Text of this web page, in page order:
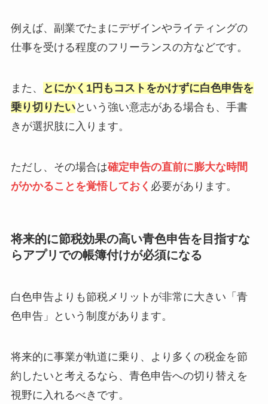
例えば、副業でたまにデザインやライティングの
仕事を受ける程度のフリーランスの方などです。
また、
とにかく1円もコストをかけずに白色申告を
乗り切りたいという強い意志がある場合も、手書
きが選択肢に入ります。
ただし、その場合は確定申告の直前に膨大な時間
がかかることを覚悟しておく 必要があります。
将来的に節税効果の高い青色申告を目指すな
らアプリでの帳簿付けが必須になる
白色申告よりも節税メリットが非常に大きい「青
色申告」という制度があります。
将来的に事業が軌道に乗り、より多くの税金を節
約したいと考えるなら、青色申告への切り替えを
視野に入れるべきです。